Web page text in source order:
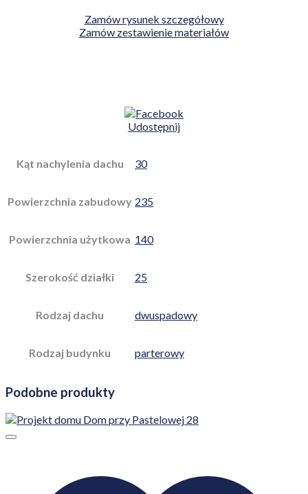
Zamów rysunek szczegółowy
Zamów zestawienie materiałów
Udostępnij
Kąt nachylenia dachu 30
Powierzchnia zabudowy 235
Powierzchnia użytkowa 140
Szerokość działki 25
Rodzaj dachu dwuspadowy
Rodzaj budynku parterowy
Podobne produkty